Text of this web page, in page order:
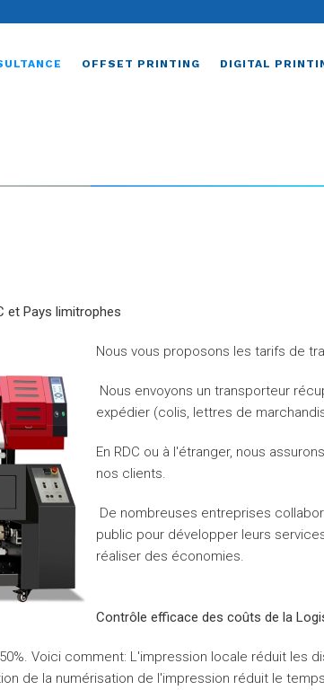
OFFSET PRINTING DIGITAL
et Pays limitrophes
Nous vous proposons les tarifs de
Nous envoyons un transporteur
expédier (colis, lettres de
En RDC ou à l'étranger, nous
nos clients.
De nombreuses entreprises
public pour développer leurs
réaliser des économies.
Contrôle efficace des coûts de la
Voici comment: L'impression locale réduit les
de la numérisation de l'impression réduit le